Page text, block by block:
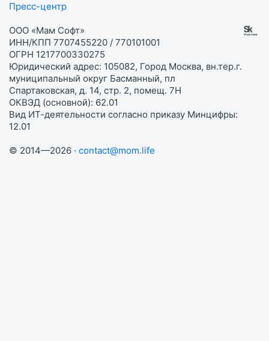
Пресс-центр
ООО «Мам Софт»
ИНН/КПП 7707455220 / 770101001
ОГРН 1217700330275
Юридический адрес: 105082, Город Москва, вн.тер.г.
муниципальный округ Басманный, пл
Спартаковская, д. 14, стр. 2, помещ. 7Н
ОКВЭД (основной): 62.01
Вид ИТ-деятельности согласно приказу Минцифры:
12.01
© 2014—2026 · contact@mom.life